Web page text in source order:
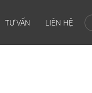
TƯ VẤN LIÊN HỆ